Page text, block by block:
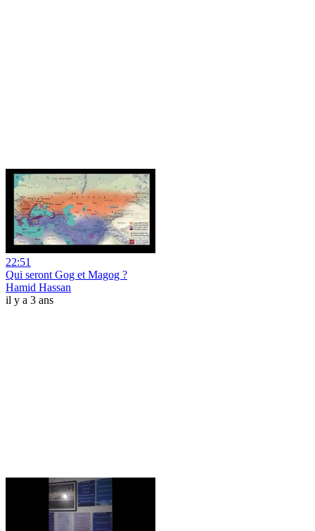
22:51
Qui seront Gog et Magog ?
Hamid Hassan
il y a 3 ans